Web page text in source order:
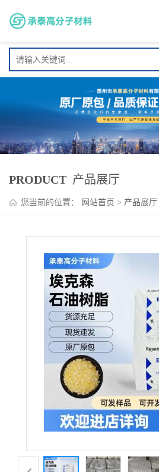
PRODUCT 产品展厅
您当前的位置： 网站首页 > 产品展厅